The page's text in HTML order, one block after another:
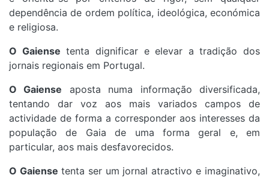
dependência de ordem política, ideológica, económica
e religiosa.
O Gaiense tenta dignificar e elevar a tradição dos
jornais regionais em Portugal.
O Gaiense aposta numa informação diversificada,
tentando dar voz aos mais variados campos de
actividade de forma a corresponder aos interesses da
população de Gaia de uma forma geral e, em
particular, aos mais desfavorecidos.
O Gaiense tenta ser um jornal atractivo e imaginativo,